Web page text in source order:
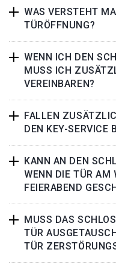
WAS VERSTEHT
TÜRÖFFNUNG?
WENN ICH DEN
MUSS ICH
VEREINBAREN?
FALLEN
DEN KEY-SERVICE
KANN AN DEN
WENN DIE TÜR AM
FEIERABEND
MUSS DAS
TÜR
TÜR